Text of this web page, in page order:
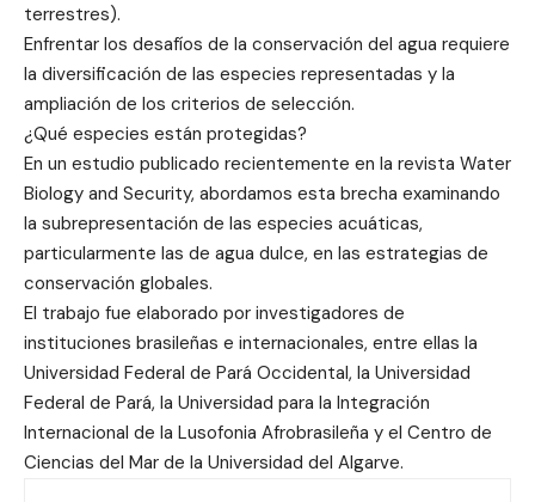
terrestres).
Enfrentar los desafíos de la conservación del agua requiere
la diversificación de las especies representadas y la
ampliación de los criterios de selección.
¿Qué especies están protegidas?
En un estudio publicado recientemente en la revista Water
Biology and Security, abordamos esta brecha examinando
la subrepresentación de las especies acuáticas,
particularmente las de agua dulce, en las estrategias de
conservación globales.
El trabajo fue elaborado por investigadores de
instituciones brasileñas e internacionales, entre ellas la
Universidad Federal de Pará Occidental, la Universidad
Federal de Pará, la Universidad para la Integración
Internacional de la Lusofonia Afrobrasileña y el Centro de
Ciencias del Mar de la Universidad del Algarve.